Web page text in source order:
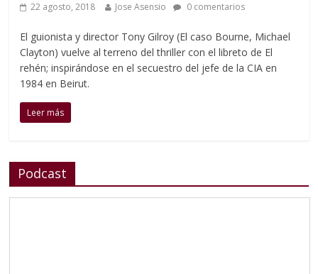
22 agosto, 2018 Jose Asensio 0 comentarios
El guionista y director Tony Gilroy (El caso Bourne, Michael
Clayton) vuelve al terreno del thriller con el libreto de El
rehén; inspirándose en el secuestro del jefe de la CIA en
1984 en Beirut.
Leer más
Podcast